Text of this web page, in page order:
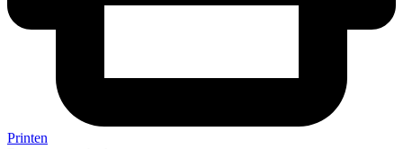
Printen